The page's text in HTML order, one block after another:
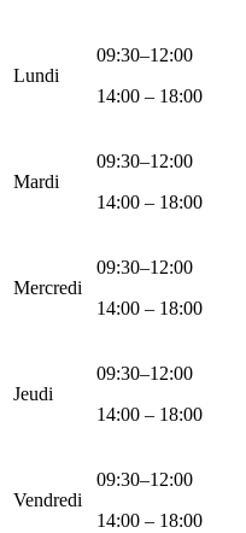
Lundi
09:30–12:00
14:00 – 18:00
Mardi
09:30–12:00
14:00 – 18:00
Mercredi
09:30–12:00
14:00 – 18:00
Jeudi
09:30–12:00
14:00 – 18:00
Vendredi
09:30–12:00
14:00 – 18:00